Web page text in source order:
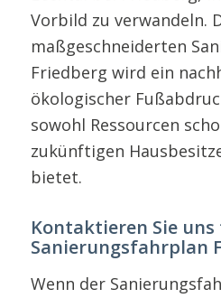
Vorbild zu verwandeln.
maßgeschneiderten
Friedberg wird ein
ökologischer
sowohl Ressourcen
zukünftigen
bietet.
Kontaktieren Sie
Sanierungsfahrplan
Wenn der